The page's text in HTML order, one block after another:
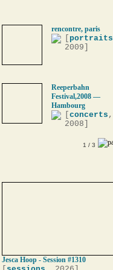
rencontre, paris
portraits
2009]
Reeperbahn
Festival,2008 —
Hambourg
concerts ,
2008]
1 / 3
Jesca Hoop - Session #1310